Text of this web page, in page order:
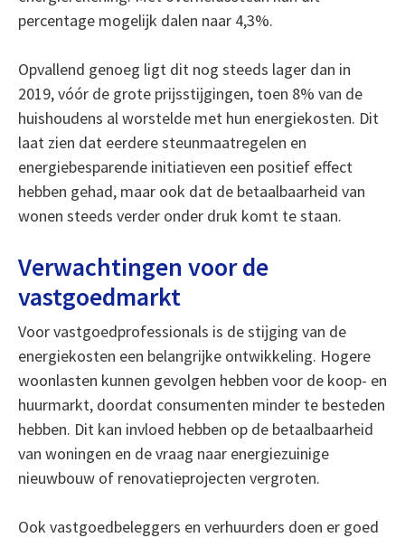
percentage mogelijk dalen naar 4,3%.
Opvallend genoeg ligt dit nog steeds lager dan in
2019, vóór de grote prijsstijgingen, toen 8% van de
huishoudens al worstelde met hun energiekosten. Dit
laat zien dat eerdere steunmaatregelen en
energiebesparende initiatieven een positief effect
hebben gehad, maar ook dat de betaalbaarheid van
wonen steeds verder onder druk komt te staan.
Verwachtingen voor de
vastgoedmarkt
Voor vastgoedprofessionals is de stijging van de
energiekosten een belangrijke ontwikkeling. Hogere
woonlasten kunnen gevolgen hebben voor de koop- en
huurmarkt, doordat consumenten minder te besteden
hebben. Dit kan invloed hebben op de betaalbaarheid
van woningen en de vraag naar energiezuinige
nieuwbouw of renovatieprojecten vergroten.
Ook vastgoedbeleggers en verhuurders doen er goed